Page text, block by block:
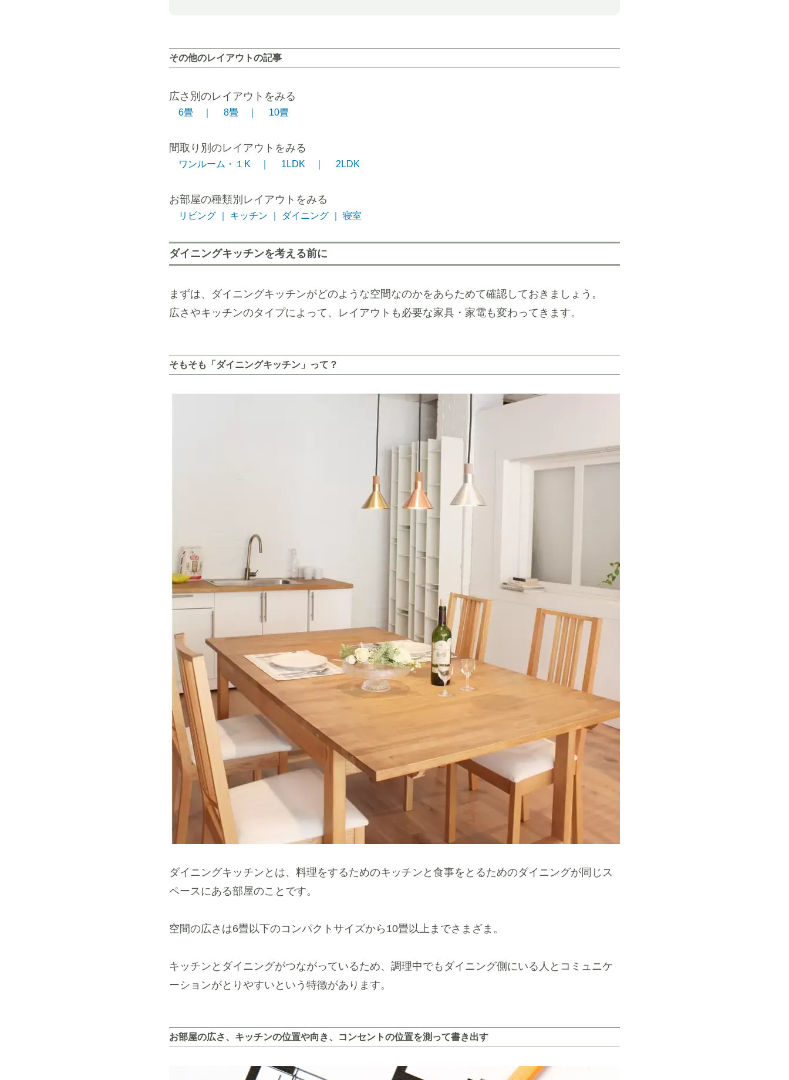
その他のレイアウトの記事
広さ別のレイアウトをみる
6畳 ｜ 8畳 ｜ 10畳
間取り別のレイアウトをみる
ワンルーム・１K ｜ 1LDK ｜ 2LDK
お部屋の種類別レイアウトをみる
リビング ｜ キッチン ｜ ダイニング ｜ 寝室
ダイニングキッチンを考える前に
まずは、ダイニングキッチンがどのような空間なのかをあらためて確認しておきましょう。
広さやキッチンのタイプによって、レイアウトも必要な家具・家電も変わってきます。
そもそも「ダイニングキッチン」って？
ダイニングキッチンとは、料理をするためのキッチンと食事をとるためのダイニングが同じス
ペースにある部屋のことです。
空間の広さは6畳以下のコンパクトサイズから10畳以上までさまざま。
キッチンとダイニングがつながっているため、調理中でもダイニング側にいる人とコミュニケ
ーションがとりやすいという特徴があります。
お部屋の広さ、キッチンの位置や向き、コンセントの位置を測って書き出す